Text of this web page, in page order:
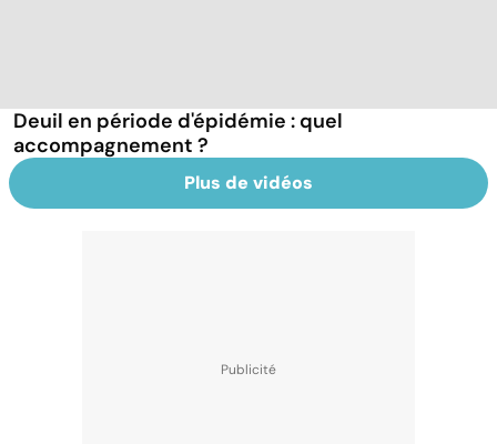
Deuil en période d'épidémie : quel
accompagnement ?
Plus de vidéos